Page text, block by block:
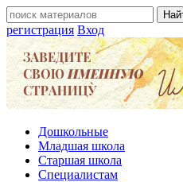
регистрация Вход
Дошкольные
Младшая школа
Старшая школа
Специалистам